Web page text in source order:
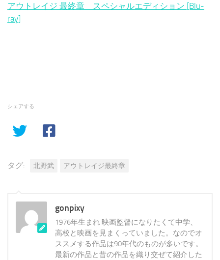
アウトレイジ 最終章 スペシャルエディション [Blu-
ray]
シェアする
タグ: 北野武 アウトレイジ最終章
gonpixy
1976年生まれ 映画監督になりたくて中学、
高校と映画を見まくっていました。なのでオ
ススメする作品は90年代のものが多いです。
最新の作品と昔の作品を織り交ぜて紹介した